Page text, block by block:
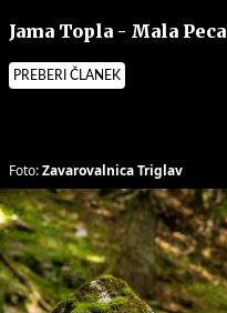
Jama Topla - Mala Peca
PREBERI ČLANEK
Foto:Zavarovalnica Triglav